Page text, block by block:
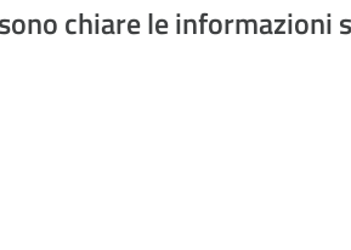
chiare le informazioni